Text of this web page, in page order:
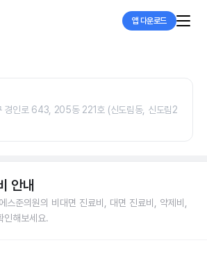
앱 다운로드
경인로 643, 205동 221호 (신도림동, 신도림2
안내
에스준의원의 비대면 진료비, 대면 진료비, 약제비,
인해보세요.